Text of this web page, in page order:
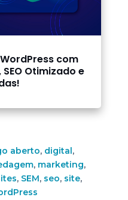
com
Otimizado e
aberto, digital,
, marketing,
, SEM, seo, site,